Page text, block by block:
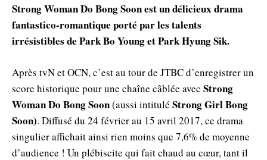
Strong Woman Do Bong Soon est un délicieux drama
fantastico-romantique porté par les talents
irrésistibles de Park Bo Young et Park Hyung Sik.
Après tvN et OCN, c’est au tour de JTBC d’enregistrer un
score historique pour une chaîne câblée avec Strong
Woman Do Bong Soon(aussi intitulé Strong Girl Bong
Soon). Diffusé du 24 février au 15 avril 2017, ce drama
singulier affichait ainsi rien moins que 7,6% de moyenne
d’audience ! Un plébiscite qui fait chaud au cœur, tant il